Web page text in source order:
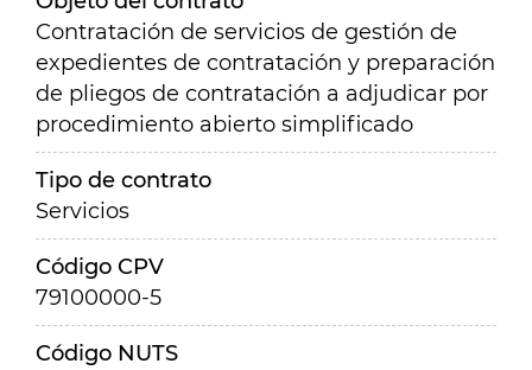
Contratación de servicios de gestión de
expedientes de contratación y preparación
de pliegos de contratación a adjudicar por
procedimiento abierto simplificado
Tipo de contrato
Servicios
Código CPV
79100000-5
Código NUTS